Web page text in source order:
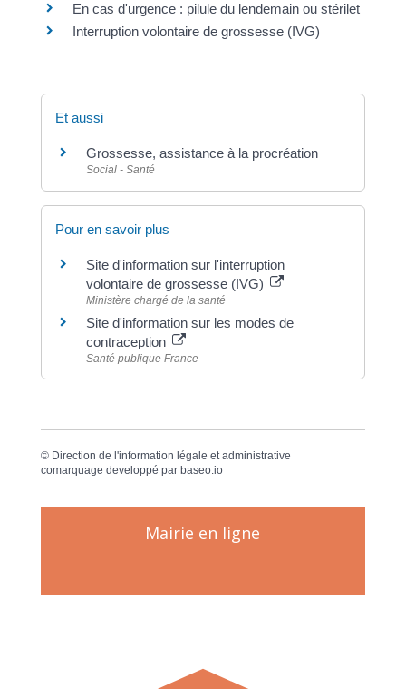
En cas d'urgence : pilule du lendemain ou stérilet
Interruption volontaire de grossesse (IVG)
Et aussi
Grossesse, assistance à la procréation
Social - Santé
Pour en savoir plus
Site d'information sur l'interruption
volontaire de grossesse (IVG)
Ministère chargé de la santé
Site d'information sur les modes de
contraception
Santé publique France
© Direction de l'information légale et administrative
comarquage developpé par baseo.io
Mairie en ligne